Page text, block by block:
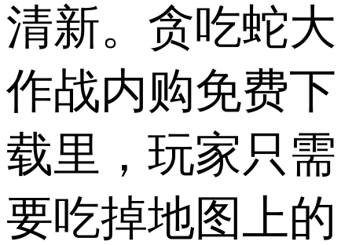
清新。贪吃蛇大
作战内购免费下
载里，玩家只需
要吃掉地图上的